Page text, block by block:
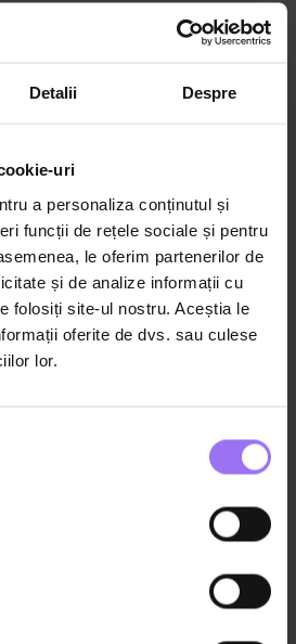
Detalii Despre
uri
a personaliza conținutul și
funcții de rețele sociale și pentru
le oferim partenerilor de
și de analize informații cu
folosiți site-ul nostru. Aceștia le
oferite de dvs. sau culese
lor.